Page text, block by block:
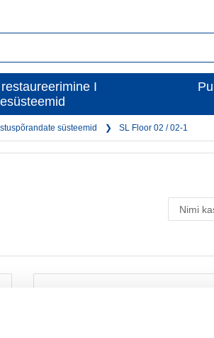
I
süsteemid SL Floor 02 / 02-1